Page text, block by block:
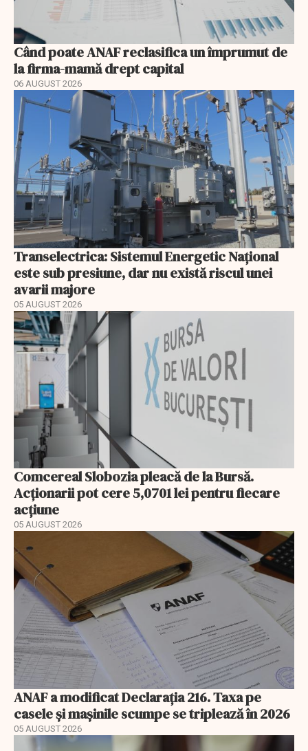
Când poate ANAF reclasifica un împrumut de
la firma-mamă drept capital
06 AUGUST 2026
Transelectrica: Sistemul Energetic Național
este sub presiune, dar nu există riscul unei
avarii majore
05 AUGUST 2026
Comcereal Slobozia pleacă de la Bursă.
Acționarii pot cere 5,0701 lei pentru fiecare
acțiune
05 AUGUST 2026
ANAF a modificat Declarația 216. Taxa pe
casele și mașinile scumpe se triplează în 2026
05 AUGUST 2026